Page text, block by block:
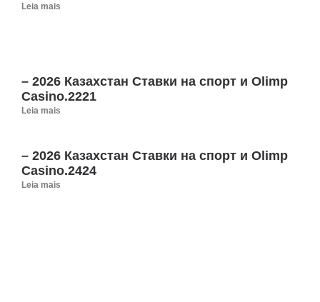
Leia mais
– 2026 Казахстан Ставки на спорт и Olimp
Casino.2221
Leia mais
– 2026 Казахстан Ставки на спорт и Olimp
Casino.2424
Leia mais